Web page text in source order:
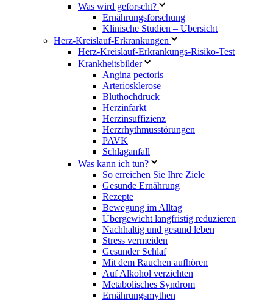
Was wird geforscht?
Ernährungsforschung
Klinische Studien – Übersicht
Herz-Kreislauf-Erkrankungen
Herz-Kreislauf-Erkrankungs-Risiko-Test
Krankheitsbilder
Angina pectoris
Arteriosklerose
Bluthochdruck
Herzinfarkt
Herzinsuffizienz
Herzrhythmusstörungen
PAVK
Schlaganfall
Was kann ich tun?
So erreichen Sie Ihre Ziele
Gesunde Ernährung
Rezepte
Bewegung im Alltag
Übergewicht langfristig reduzieren
Nachhaltig und gesund leben
Stress vermeiden
Gesunder Schlaf
Mit dem Rauchen aufhören
Auf Alkohol verzichten
Metabolisches Syndrom
Ernährungsmythen